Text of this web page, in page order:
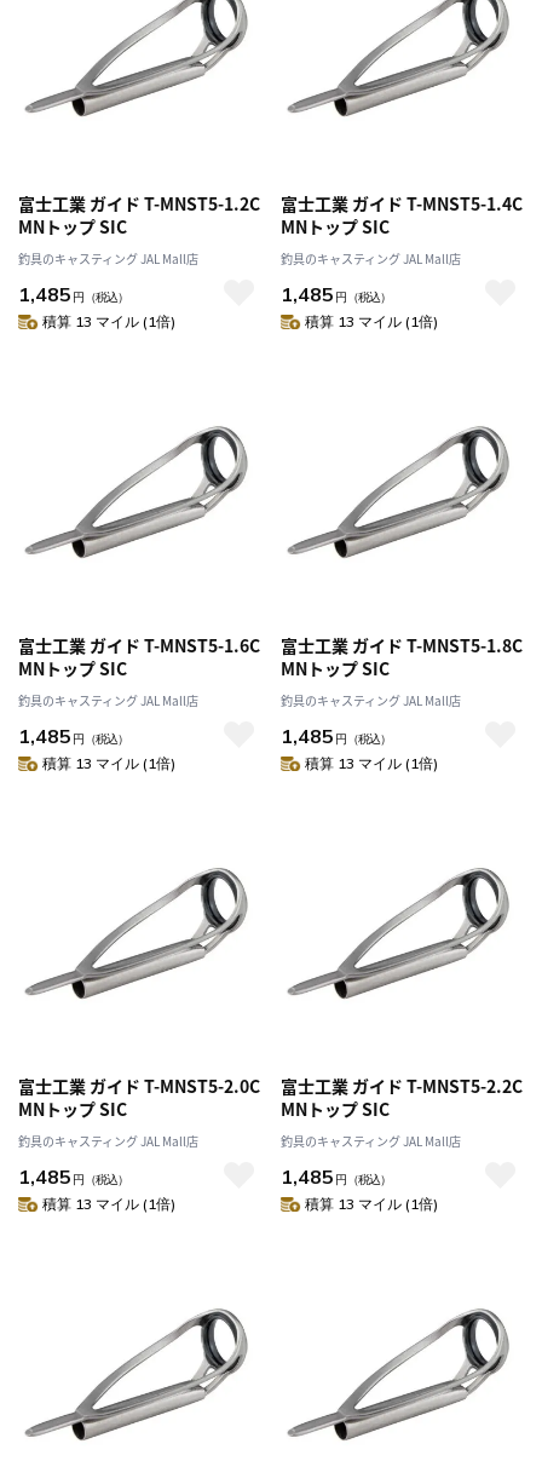
富士工業 ガイド T-MNST5-1.2C
MNトップ SIC
釣具のキャスティング JAL Mall店
1,485 円 （税込）
積算 13 マイル (1倍)
富士工業 ガイド T-MNST5-1.4C
MNトップ SIC
釣具のキャスティング JAL Mall店
1,485 円 （税込）
積算 13 マイル (1倍)
富士工業 ガイド T-MNST5-1.6C
MNトップ SIC
釣具のキャスティング JAL Mall店
1,485 円 （税込）
積算 13 マイル (1倍)
富士工業 ガイド T-MNST5-1.8C
MNトップ SIC
釣具のキャスティング JAL Mall店
1,485 円 （税込）
積算 13 マイル (1倍)
富士工業 ガイド T-MNST5-2.0C
MNトップ SIC
釣具のキャスティング JAL Mall店
1,485 円 （税込）
積算 13 マイル (1倍)
富士工業 ガイド T-MNST5-2.2C
MNトップ SIC
釣具のキャスティング JAL Mall店
1,485 円 （税込）
積算 13 マイル (1倍)